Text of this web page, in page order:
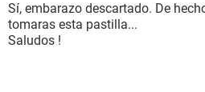
Sí, embarazo descartado. De
tomaras esta pastilla...
Saludos !